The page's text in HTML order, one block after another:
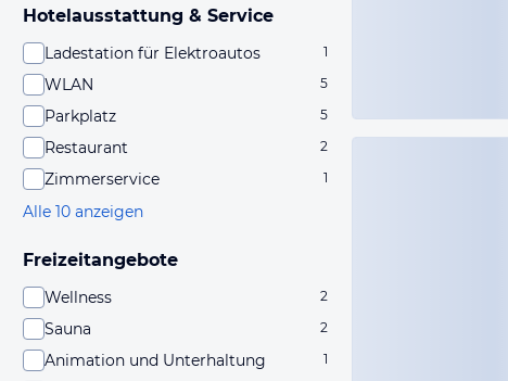
Hotelausstattung & Service
Ladestation für Elektroautos 1
WLAN 5
Parkplatz 5
Restaurant 2
Zimmerservice 1
Alle 10 anzeigen
Freizeitangebote
Wellness 2
Sauna 2
Animation und Unterhaltung 1